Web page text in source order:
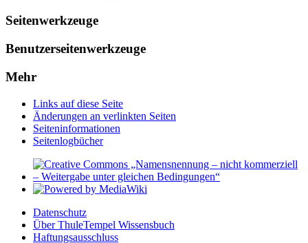
Seitenwerkzeuge
Benutzerseitenwerkzeuge
Mehr
Links auf diese Seite
Änderungen an verlinkten Seiten
Seiten­­informationen
Seitenlogbücher
Datenschutz
Über ThuleTempel Wissensbuch
Haftungsausschluss